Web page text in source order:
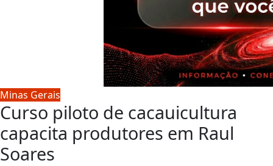
Minas Gerais
Curso piloto de cacauicultura
capacita produtores em Raul
Soares